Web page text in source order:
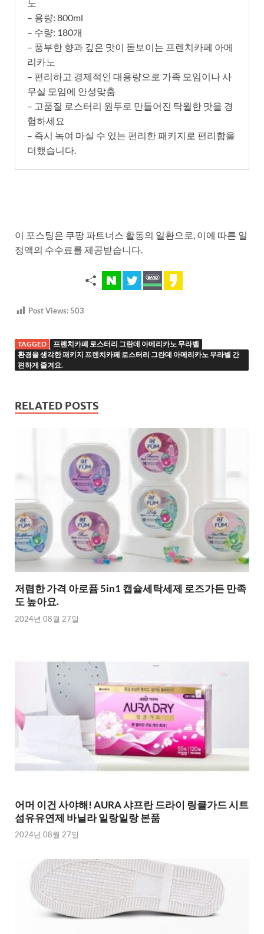
노
– 용량: 800ml
– 수량: 180개
– 풍부한 향과 깊은 맛이 돋보이는 프렌치카페 아메
리카노
– 편리하고 경제적인 대용량으로 가족 모임이나 사
무실 모임에 안성맞춤
– 고품질 로스터리 원두로 만들어진 탁월한 맛을 경
험하세요
– 즉시 녹여 마실 수 있는 편리한 패키지로 편리함을
더했습니다.
이 포스팅은 쿠팡 파트너스 활동의 일환으로, 이에 따른 일
정액의 수수료를 제공받습니다.
Post Views: 503
TAGGED
프렌치카페 로스터리 그란데 아메리카노 무라벨
환경을 생각한 패키지 프렌치카페 로스터리 그란데 아메리카노 무라벨 간
편하게 즐겨요.
RELATED POSTS
저렴한 가격 아로퓸 5in1 캡슐세탁세제 로즈가든 만족
도 높아요.
2024년 08월 27일
어머 이건 사야해! AURA 샤프란 드라이 링클가드 시트
섬유유연제 바닐라 일랑일랑 본품
2024년 08월 27일